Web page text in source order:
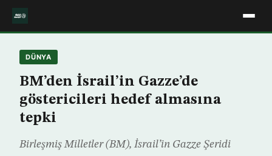
DÜNYA
BM’den İsrail’in Gazze’de
göstericileri hedef almasına
tepki
Birleşmiş Milletler (BM), İsrail’in Gazze Şeridi